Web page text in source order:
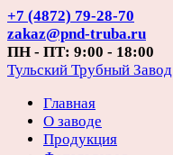
Перейти
к
содержанию
+7 (4872) 79-28-70
zakaz@pnd-truba.ru
ПН - ПТ: 9:00 - 18:00
Тульский Трубный Завод
Главная
О заводе
Продукция